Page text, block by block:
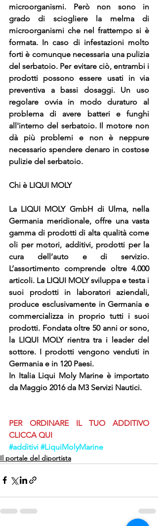
microorganismi. Però non sono in
grado di sciogliere la melma di
microorganismi che nel frattempo si è
formata. In caso di infestazioni molto
forti è comunque necessaria una pulizia
del serbatoio. Per evitare ciò, entrambi i
prodotti possono essere usati in via
preventiva a bassi dosaggi. Un uso
regolare ovvia in modo duraturo al
problema di avere batteri e funghi
all'interno del serbatoio. Il motore non
dà più problemi e non è neppure
necessario spendere denaro in costose
pulizie del serbatoio.
Chi è LIQUI MOLY
La LIQUI MOLY GmbH di Ulma, nella
Germania meridionale, offre una vasta
gamma di prodotti di alta qualità come
oli per motori, additivi, prodotti per la
cura dell’auto e di servizio.
L’assortimento comprende oltre 4.000
articoli. La LIQUI MOLY sviluppa e testa i
suoi prodotti in laboratori aziendali,
produce esclusivamente in Germania e
commercializza in proprio tutti i suoi
prodotti. Fondata oltre 50 anni or sono,
la LIQUI MOLY rientra tra i leader del
sottore. I prodotti vengono venduti in
Germania e in 120 Paesi.
In Italia Liqui Moly Marine è importato
da Maggio 2016 da M3 Servizi Nautici.
PER ORDINARE IL TUO ADDITIVO
CLICCA QUI
#additivi #LiquiMolyMarine
Il portale del diportista